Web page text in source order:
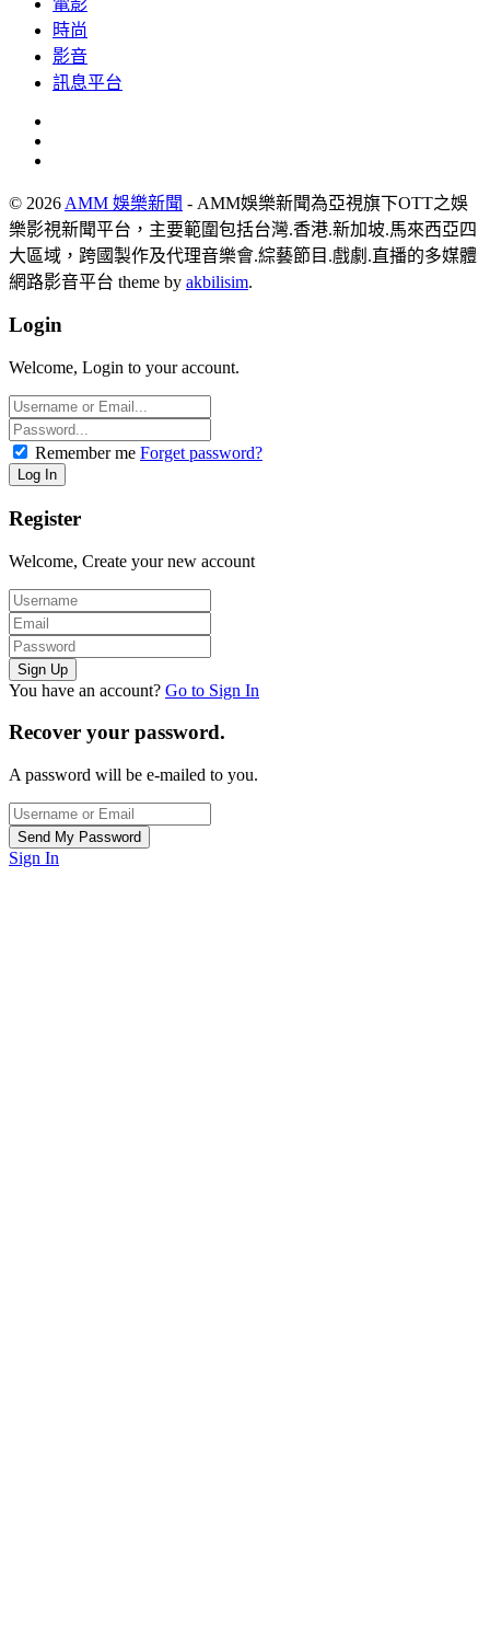
時尚
影音
訊息平台
© 2026 AMM 娛樂新聞 - AMM娛樂新聞為亞視旗下OTT之娛
樂影視新聞平台，主要範圍包括台灣.香港.新加坡.馬來西亞四
大區域，跨國製作及代理音樂會.綜藝節目.戲劇.直播的多媒體
網路影音平台 theme by akbilisim.
Login
Welcome, Login to your account.
Remember me Forget password?
Register
Welcome, Create your new account
You have an account? Go to Sign In
Recover your password.
A password will be e-mailed to you.
Sign In